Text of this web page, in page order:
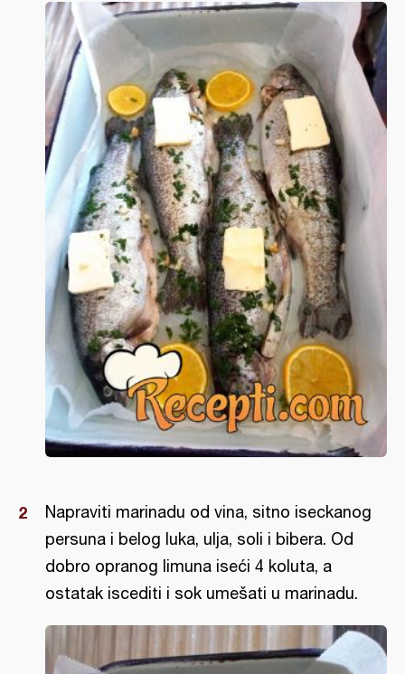
Napraviti marinadu od vina, sitno iseckanog
persuna i belog luka, ulja, soli i bibera. Od
dobro opranog limuna iseći 4 koluta, a
ostatak iscediti i sok umešati u marinadu.